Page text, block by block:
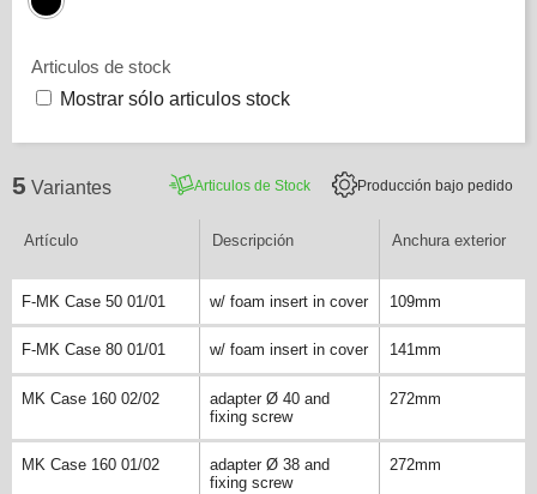
Articulos de stock
Mostrar sólo articulos stock
5 Variantes Articulos de Stock Producción bajo pedido
Artículo Descripción Anchura exterior
F-MK Case 50 01/01 w/ foam insert in cover 109mm
F-MK Case 80 01/01 w/ foam insert in cover 141mm
MK Case 160 02/02
adapter Ø 40 and
fixing screw
272mm
MK Case 160 01/02
adapter Ø 38 and
fixing screw
272mm